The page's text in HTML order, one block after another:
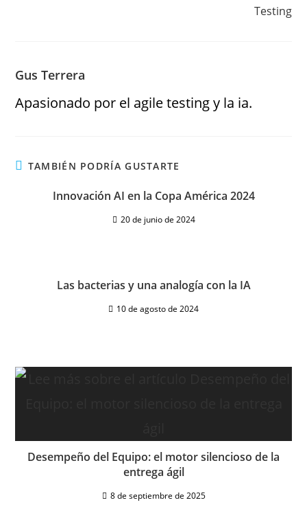
Testing
Gus Terrera
Apasionado por el agile testing y la ia.
TAMBIÉN PODRÍA GUSTARTE
Innovación AI en la Copa América 2024
20 de junio de 2024
Las bacterias y una analogía con la IA
10 de agosto de 2024
Desempeño del Equipo: el motor silencioso de la
entrega ágil
8 de septiembre de 2025